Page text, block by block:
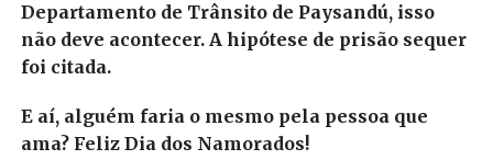
Departamento de Trânsito de Paysandú, isso
não deve acontecer. A hipótese de prisão sequer
foi citada.
E aí, alguém faria o mesmo pela pessoa que
ama? Feliz Dia dos Namorados!